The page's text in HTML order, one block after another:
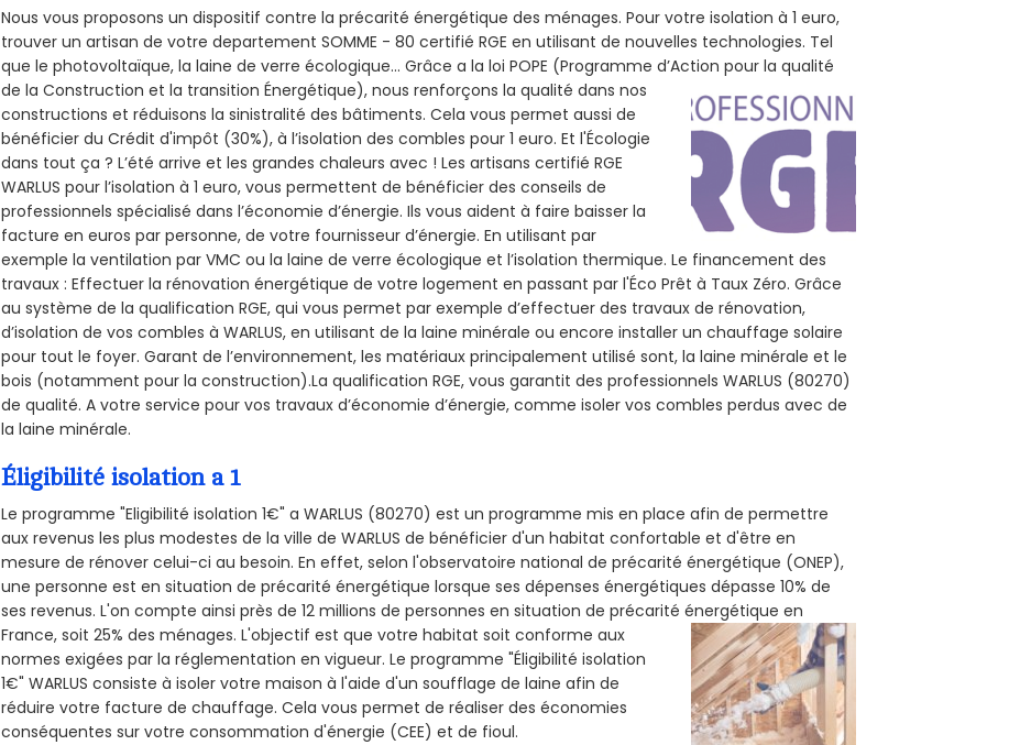
Nous vous proposons un dispositif contre la précarité énergétique des ménages. Pour votre isolation à 1 euro,
trouver un artisan de votre departement SOMME - 80 certifié RGE en utilisant de nouvelles technologies. Tel
que le photovoltaïque, la laine de verre écologique... Grâce a la loi POPE (Programme d’Action pour la qualité
de la Construction et la transition Énergétique), nous renforçons la qualité dans nos
constructions et réduisons la sinistralité des bâtiments. Cela vous permet aussi de
bénéficier du Crédit d'impôt (30%), à l’isolation des combles pour 1 euro. Et l'Écologie
dans tout ça ? L’été arrive et les grandes chaleurs avec ! Les artisans certifié RGE
WARLUS pour l’isolation à 1 euro, vous permettent de bénéficier des conseils de
professionnels spécialisé dans l’économie d’énergie. Ils vous aident à faire baisser la
facture en euros par personne, de votre fournisseur d’énergie. En utilisant par
exemple la ventilation par VMC ou la laine de verre écologique et l’isolation thermique. Le financement des
travaux : Effectuer la rénovation énergétique de votre logement en passant par l'Éco Prêt à Taux Zéro. Grâce
au système de la qualification RGE, qui vous permet par exemple d’effectuer des travaux de rénovation,
d’isolation de vos combles à WARLUS, en utilisant de la laine minérale ou encore installer un chauffage solaire
pour tout le foyer. Garant de l’environnement, les matériaux principalement utilisé sont, la laine minérale et le
bois (notamment pour la construction).La qualification RGE, vous garantit des professionnels WARLUS (80270)
de qualité. A votre service pour vos travaux d’économie d’énergie, comme isoler vos combles perdus avec de
la laine minérale.
Éligibilité isolation a 1
Le programme "Eligibilité isolation 1€" a WARLUS (80270) est un programme mis en place afin de permettre
aux revenus les plus modestes de la ville de WARLUS de bénéficier d'un habitat confortable et d'être en
mesure de rénover celui-ci au besoin. En effet, selon l'observatoire national de précarité énergétique (ONEP),
une personne est en situation de précarité énergétique lorsque ses dépenses énergétiques dépasse 10% de
ses revenus. L'on compte ainsi près de 12 millions de personnes en situation de précarité énergétique en
France, soit 25% des ménages.L'objectif est que votre habitat soit conforme aux
normes exigées par la réglementation en vigueur. Le programme "Éligibilité isolation
1€" WARLUS consiste à isoler votre maison à l'aide d'un soufflage de laine afin de
réduire votre facture de chauffage. Cela vous permet de réaliser des économies
conséquentes sur votre consommation d'énergie (CEE) et de fioul.